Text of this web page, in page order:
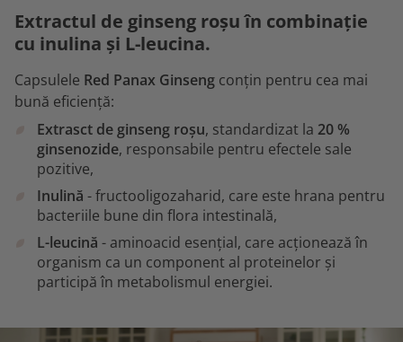
Extractul de ginseng roșu în combinație
cu inulina și L-leucina.
Capsulele Red Panax Ginseng conțin pentru cea mai
bună eficiență:
Extrasct de ginseng roșu, standardizat la 20 %
ginsenozide, responsabile pentru efectele sale
pozitive,
Inulină - fructooligozaharid, care este hrana pentru
bacteriile bune din flora intestinală,
L-leucină - aminoacid esențial, care acționează în
organism ca un component al proteinelor și
participă în metabolismul energiei.